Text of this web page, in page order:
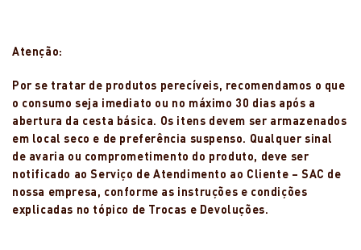
Atenção:
Por se tratar de produtos perecíveis, recomendamos o que
o consumo seja imediato ou no máximo 30 dias após a
abertura da cesta básica. Os itens devem ser armazenados
em local seco e de preferência suspenso. Qualquer sinal
de avaria ou comprometimento do produto, deve ser
notificado ao Serviço de Atendimento ao Cliente – SAC de
nossa empresa, conforme as instruções e condições
explicadas no tópico de Trocas e Devoluções.